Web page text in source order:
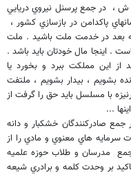
خميني( ره) در چنين روزي در سال 1357 ه ش ، در جمع پرسنل نيروي دريايي
پاكدامن در بازسازي كشور ،
بعد در خدمت ملت باشيد . ملت
. اينجا مال خودتان بايد باشد .
از اين مملكت ببرد و بخورد يا
بشويم ، بيدار بشويم ، ملتفت
با مسلسل بايد حق را گرفت از
...
صادركنندگان خشكبار و دانه
سرمايه هاي معنوي و مادي را از
مدرسان و طلاب حوزه علميه
بر وحدت كلمه و برادري شيعه